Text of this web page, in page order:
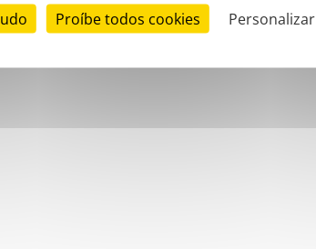
Proíbe todos cookies Personalizar